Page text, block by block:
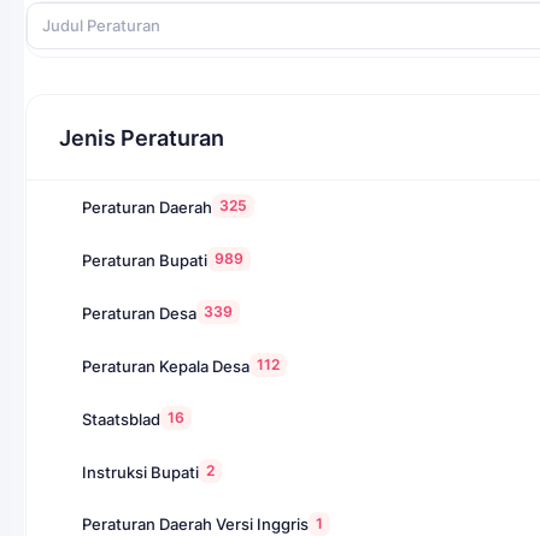
Jenis Peraturan
Peraturan Daerah 325
Peraturan Bupati 989
Peraturan Desa 339
Peraturan Kepala Desa 112
Staatsblad 16
Instruksi Bupati 2
Peraturan Daerah Versi Inggris 1